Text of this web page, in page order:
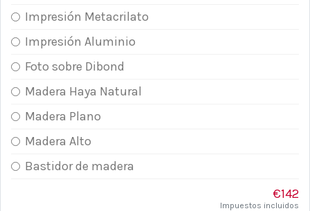
Impresión Metacrilato
Impresión Aluminio
Foto sobre Dibond
Madera Haya Natural
Madera Plano
Madera Alto
Bastidor de madera
€142
Impuestos incluidos